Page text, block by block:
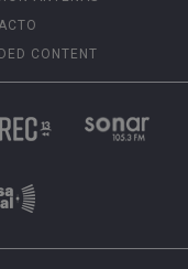
CONTENT